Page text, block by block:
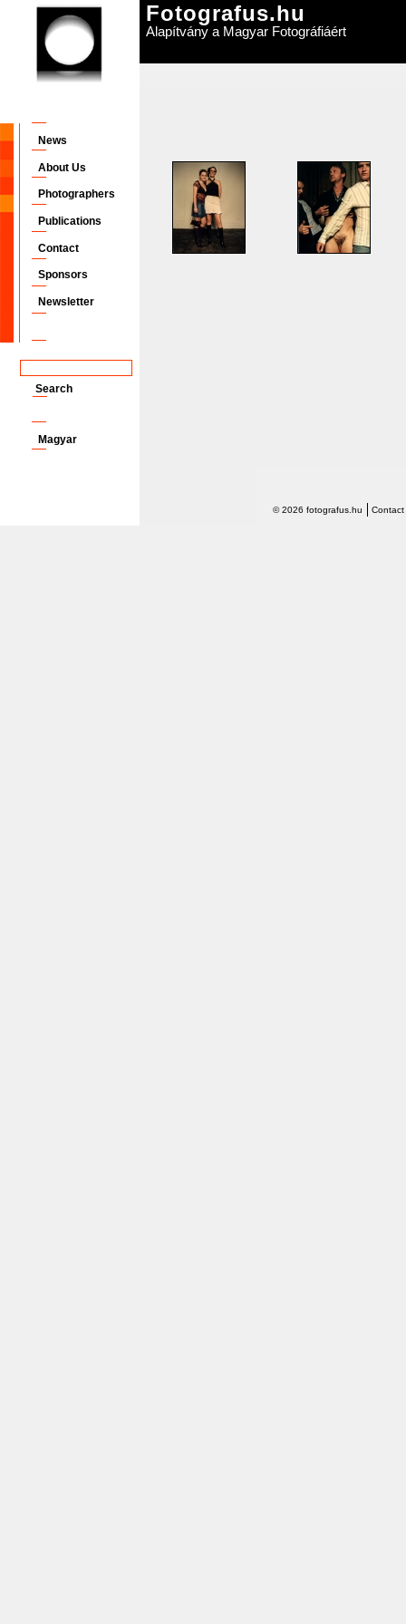
Fotografus.hu
Alapítvány a Magyar Fotográfiáért
News
About Us
Photographers
Publications
Contact
Sponsors
Newsletter
Magyar
© 2026 fotografus.hu Contact